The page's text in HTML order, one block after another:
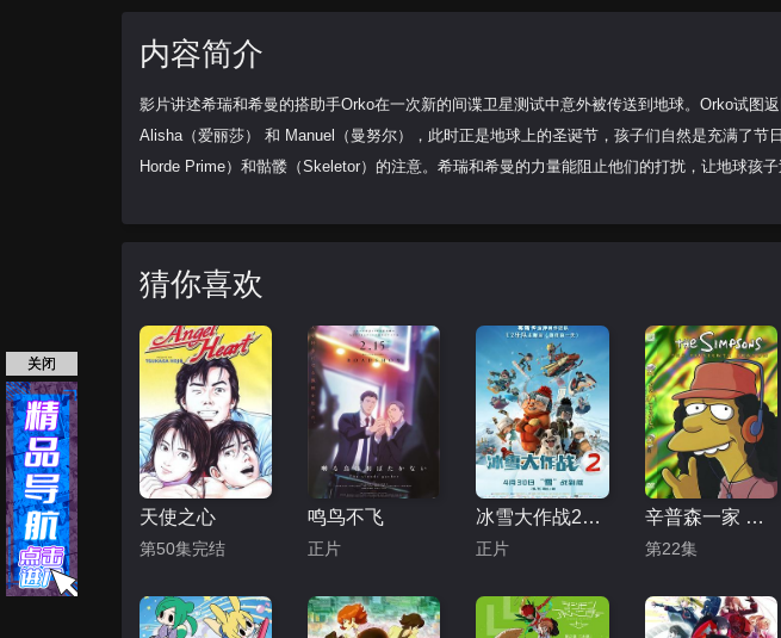
内容简介
影片讲述希瑞和希曼的搭助手Orko在一次新的间谍卫星测试中意外被传送到地球。Orko试图
Alisha（爱丽莎） 和 Manuel（曼努尔），此时正是地球上的圣诞节，孩子们自然是充满了节
Horde Prime）和骷髅（Skeletor）的注意。希瑞和希曼的力量能阻止他们的打扰，让地球孩
猜你喜欢
天使之心
第50集完结
鸣鸟不飞
正片
冰雪大作战2（原声版）
正片
辛普森一家 第十五季
第22集
关闭